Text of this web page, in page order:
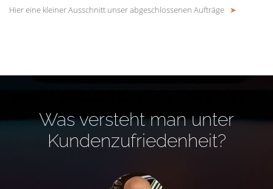
Hier eine kleiner Ausschnitt unser abgeschlossenen Aufträge ➤
Was versteht man unter
Kundenzufriedenheit?